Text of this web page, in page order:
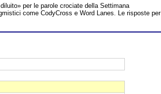
per le parole crociate della Settimana
come CodyCross e Word Lanes. Le risposte per